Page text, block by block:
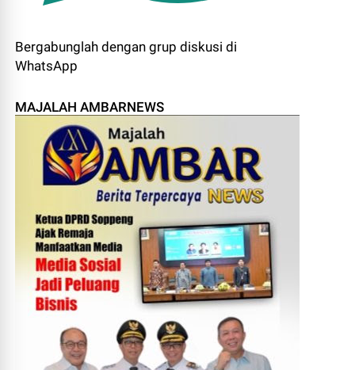
Bergabunglah dengan grup diskusi di
WhatsApp
MAJALAH AMBARNEWS